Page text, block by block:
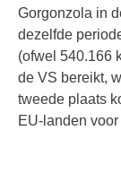
Gorgonzola in
dezelfde
(ofwel 540.166
de VS bereikt,
tweede plaats
EU-landen